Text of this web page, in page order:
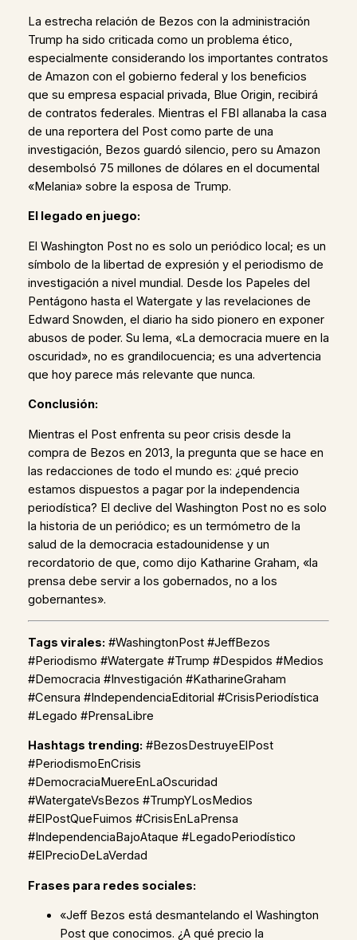
La estrecha relación de Bezos con la administración
Trump ha sido criticada como un problema ético,
especialmente considerando los importantes contratos
de Amazon con el gobierno federal y los beneficios
que su empresa espacial privada, Blue Origin, recibirá
de contratos federales. Mientras el FBI allanaba la casa
de una reportera del Post como parte de una
investigación, Bezos guardó silencio, pero su Amazon
desembolsó 75 millones de dólares en el documental
«Melania» sobre la esposa de Trump.
El legado en juego:
El Washington Post no es solo un periódico local; es un
símbolo de la libertad de expresión y el periodismo de
investigación a nivel mundial. Desde los Papeles del
Pentágono hasta el Watergate y las revelaciones de
Edward Snowden, el diario ha sido pionero en exponer
abusos de poder. Su lema, «La democracia muere en la
oscuridad», no es grandilocuencia; es una advertencia
que hoy parece más relevante que nunca.
Conclusión:
Mientras el Post enfrenta su peor crisis desde la
compra de Bezos en 2013, la pregunta que se hace en
las redacciones de todo el mundo es: ¿qué precio
estamos dispuestos a pagar por la independencia
periodística? El declive del Washington Post no es solo
la historia de un periódico; es un termómetro de la
salud de la democracia estadounidense y un
recordatorio de que, como dijo Katharine Graham, «la
prensa debe servir a los gobernados, no a los
gobernantes».
Tags virales: #WashingtonPost #JeffBezos
#Periodismo #Watergate #Trump #Despidos #Medios
#Democracia #Investigación #KatharineGraham
#Censura #IndependenciaEditorial #CrisisPeriodística
#Legado #PrensaLibre
Hashtags trending: #BezosDestruyeElPost
#PeriodismoEnCrisis
#DemocraciaMuereEnLaOscuridad
#WatergateVsBezos #TrumpYLosMedios
#ElPostQueFuimos #CrisisEnLaPrensa
#IndependenciaBajoAtaque #LegadoPeriodístico
#ElPrecioDeLaVerdad
Frases para redes sociales:
«Jeff Bezos está desmantelando el Washington
Post que conocimos. ¿A qué precio la